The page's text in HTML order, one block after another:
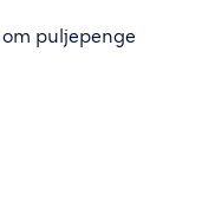
om puljepenge